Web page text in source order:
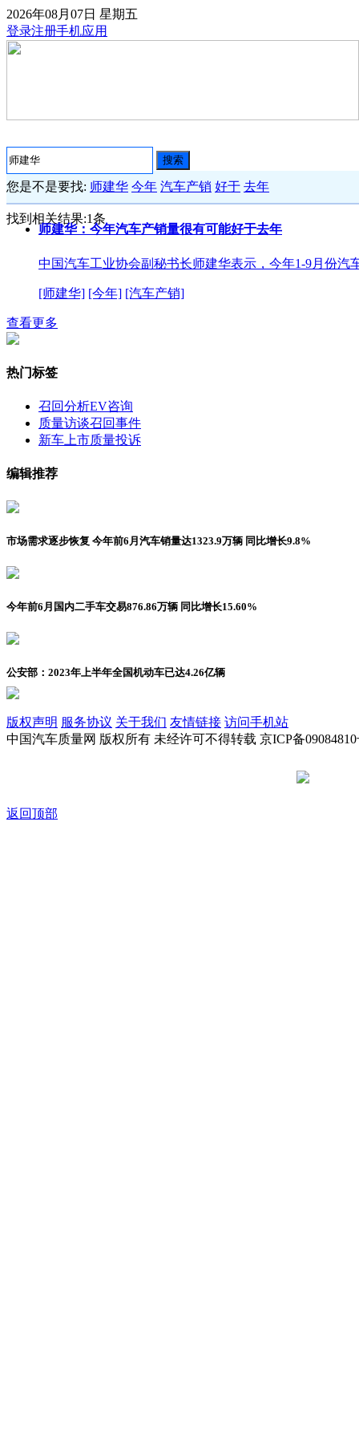
2026年08月07日 星期五
登录注册手机应用
搜索
您是不是要找: 师建华 今年 汽车产销 好于 去年
找到相关结果:1条
师建华：今年汽车产销量很有可能好于去年
中国汽车工业协会副秘书长师建华表示，今年1-9月份汽
[师建华] [今年] [汽车产销]
查看更多
热门标签
召回分析EV咨询
质量访谈召回事件
新车上市质量投诉
编辑推荐
市场需求逐步恢复 今年前6月汽车销量达1323.9万辆 同比增长9.8%
今年前6月国内二手车交易876.86万辆 同比增长15.60%
公安部：2023年上半年全国机动车已达4.26亿辆
版权声明 服务协议 关于我们 友情链接 访问手机站
中国汽车质量网 版权所有 未经许可不得转载 京ICP备09084810
返回顶部